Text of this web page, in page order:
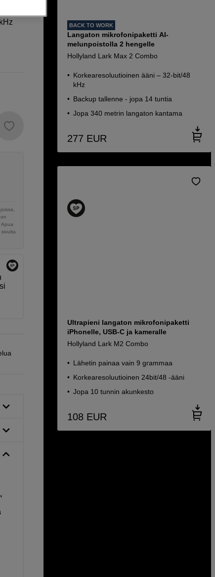
Apua
BACK TO WORK
Langaton mikrofonipaketti AI-
melunpoistolla 2 hengelle
Hollyland Lark Max 2 Combo
Korkearesoluutioinen ääni – 32-bit/48
kHz
Backup tallenne - jopa 14 tuntia
Jopa 340 metrin langaton kantama
277 EUR
Ultrapieni langaton mikrofonipaketti
iPhonelle, USB-C ja kameralle
Hollyland Lark M2 Combo
Lähetin painaa vain 9 grammaa
Korkearesoluutioinen 24bit/48 -ääni
Jopa 10 tunnin akunkesto
108 EUR